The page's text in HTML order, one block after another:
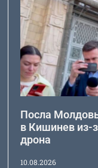
Посла
в Кишинев из-
дрона
10.08.2026